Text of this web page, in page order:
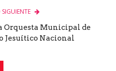
Orquesta Municipal de
Jesuítico Nacional